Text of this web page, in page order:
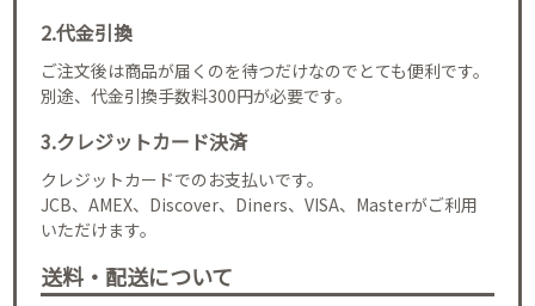
2.代金引換
ご注文後は商品が届くのを待つだけなのでとても便利です。
別途、代金引換手数料300円が必要です。
3.クレジットカード決済
クレジットカードでのお支払いです。
JCB、AMEX、Discover、Diners、VISA、Masterがご利用
いただけます。
送料・配送について